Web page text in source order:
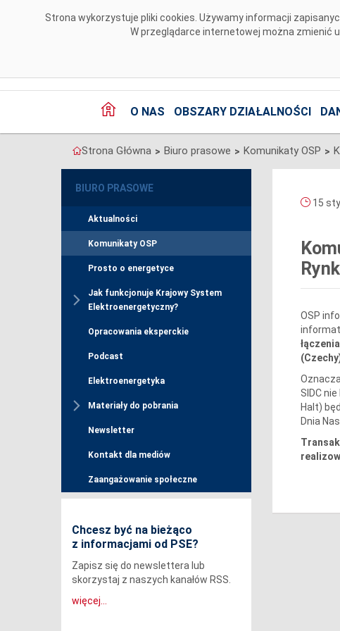
Strona wykorzystuje pliki cookies. Używamy informacji
W przeglądarce internetowej można zmienić
O NAS OBSZARY DZIAŁALNOŚCI
Strona Główna > Biuro prasowe > Komunikaty OSP >
BIURO PRASOWE
Aktualności
Komunikaty OSP
Prosto o energetyce
Jak funkcjonuje Krajowy System
Elektroenergetyczny?
Opracowania eksperckie
Podcast
Elektroenergetyka
Materiały do pobrania
Newsletter
Kontakt dla mediów
Zaangażowanie społeczne
Chcesz być na bieżąco
z informacjami od PSE?
Zapisz się do newslettera lub
skorzystaj z naszych kanałów RSS.
więcej...
15
OSP
SIDC
Halt)
Dnia